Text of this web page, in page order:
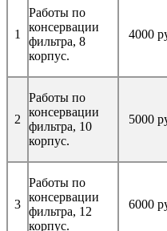
1
Работы по
консервации
фильтра, 8
корпус.
4000
2
Работы по
консервации
фильтра, 10
корпус.
5000
3
Работы по
консервации
фильтра, 12
корпус.
6000